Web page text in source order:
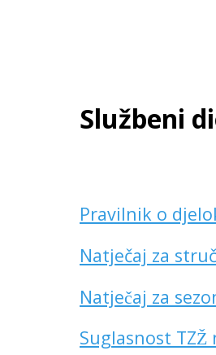
Službeni
Pravilnik o
Natječaj za
Natječaj za
Suglasnost